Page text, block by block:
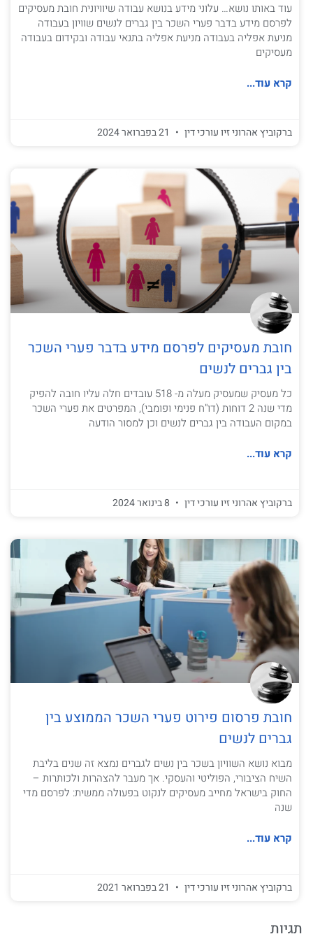
עוד באותו נושא… עלוני מידע בנושא עבודה שיוויונית חובת מעסיקים
לפרסם מידע בדבר פערי השכר בין גברים לנשים שוויון בעבודה
מניעת אפליה בעבודה מניעת אפליה בתנאי עבודה ובקידום בעבודה
מעסיקים
קרא עוד...
ברקוביץ אהרוני זיו עורכי דין
חובת מעסיקים לפרסם מידע בדבר פערי השכר
בין גברים לנשים
כל מעסיק שמעסיק מעלה מ- 518 עובדים חלה עליו חובה להפיק
מדי שנה 2 דוחות (דו"ח פנימי ופומבי), המפרטים את פערי השכר
במקום העבודה בין גברים לנשים וכן למסור הודעה
קרא עוד...
ברקוביץ אהרוני זיו עורכי דין
חובת פרסום פירוט פערי השכר הממוצע בין
גברים לנשים
מבוא נושא השוויון בשכר בין נשים לגברים נמצא זה שנים בליבת
השיח הציבורי, הפוליטי והעסקי. אך מעבר להצהרות ולכותרות –
החוק בישראל מחייב מעסיקים לנקוט בפעולה ממשית: לפרסם מדי
שנה
קרא עוד...
ברקוביץ אהרוני זיו עורכי דין
תגיות